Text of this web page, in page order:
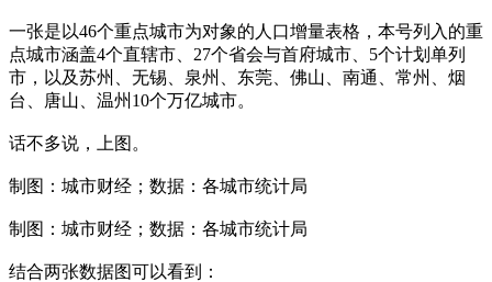
一张是以46个重点城市为对象的人口增量表格，本号列入的重
点城市涵盖4个直辖市、27个省会与首府城市、5个计划单列
市，以及苏州、无锡、泉州、东莞、佛山、南通、常州、烟
台、唐山、温州10个万亿城市。
话不多说，上图。
制图：城市财经；数据：各城市统计局
制图：城市财经；数据：各城市统计局
结合两张数据图可以看到：